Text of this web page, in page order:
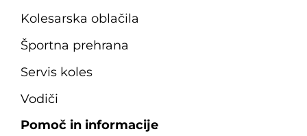
Kolesarska oblačila
Športna prehrana
Servis koles
Vodiči
Pomoč in informacije